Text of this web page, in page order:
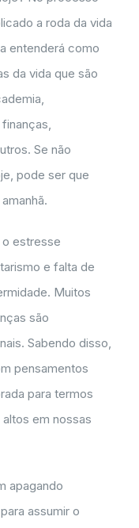
a roda da vida
entenderá como
da vida que são
Se não
pode ser que
o estresse
e falta de
Muitos
são
Sabendo disso,
pensamentos
para termos
em nossas
apagando
assumir o